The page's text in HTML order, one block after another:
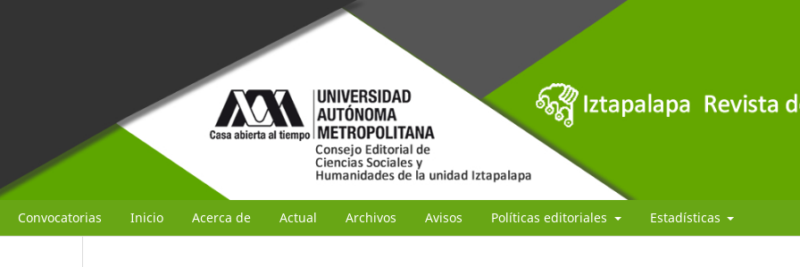
Convocatorias Inicio Acerca de Actual Archivos Avisos Políticas editoriales Estadísticas